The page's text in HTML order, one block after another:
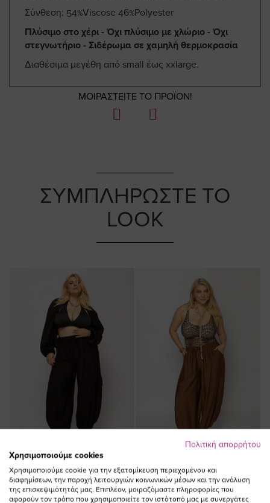
Σύνθεση: 54%Viscose 46%Polyester
Πλύσιμο στο χέρι - Όχι πλύσιμο με χλώριο - Όχι
στεγνωτήριο - Σιδέρωμα σε χαμηλή θερμοκρασία
Διαθέσιμα μεγέθη από small έως xxlarge.
ΜΟΙΡΑΣΤΕΙΤΕ ΤΟ ΠΡΟΪΟΝ!
ΣΥΜΠΛΗΡΩΣΤΕ ΤΟ
LOOK
ΠΡΟΣΘΗΚΗ ΣΤΟ
ΚΑΛΑΘΙ
ΠΡΟΣΘΗΚΗ ΣΤΟ
ΚΑΛΑΘΙ
Πολιτική απορρήτου
Χρησιμοποιούμε cookies
Χρησιμοποιούμε cookie για την εξατομίκευση περιεχομένου και
διαφημίσεων, την παροχή λειτουργιών κοινωνικών μέσων και την ανάλυση
της επισκεψιμότητάς μας. Επιπλέον, μοιραζόμαστε πληροφορίες που
αφορούν τον τρόπο που χρησιμοποιείτε τον ιστότοπό μας με συνεργάτες